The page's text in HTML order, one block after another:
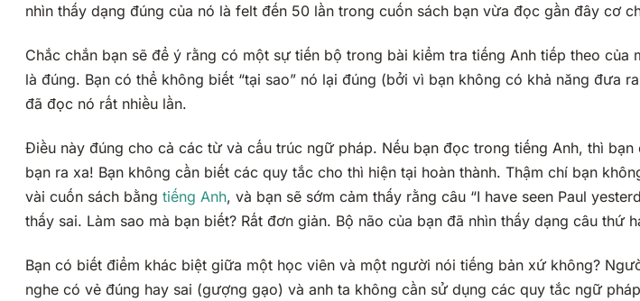
nhìn thấy dạng đúng của nó là felt đến 50 lần trong cuốn sách bạn vừa đọc gần đây cơ
Chắc chắn bạn sẽ để ý rằng có một sự tiến bộ trong bài kiểm tra tiếng Anh tiếp theo
là đúng. Bạn có thể không biết “tại sao” nó lại đúng (bởi vì bạn không có khả năng
đã đọc nó rất nhiều lần.
Điều này đúng cho cả các từ và cấu trúc ngữ pháp. Nếu bạn đọc trong tiếng Anh, thì
bạn ra xa! Bạn không cần biết các quy tắc cho thì hiện tại hoàn thành. Thậm chí bạn
vài cuốn sách bằng tiếng Anh, và bạn sẽ sớm cảm thấy rằng câu “I have seen Paul
thấy sai. Làm sao mà bạn biết? Rất đơn giản. Bộ não của bạn đã nhìn thấy dạng câu thứ
Bạn có biết điểm khác biệt giữa một học viên và một người nói tiếng bản xứ không?
nghe có vẻ đúng hay sai (gượng gạo) và anh ta không cần sử dụng các quy tắc ngữ